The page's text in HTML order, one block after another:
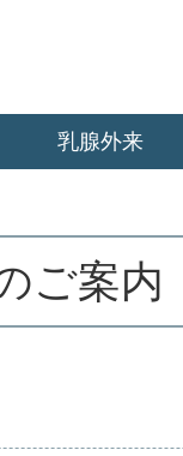
乳腺外来
ご案内